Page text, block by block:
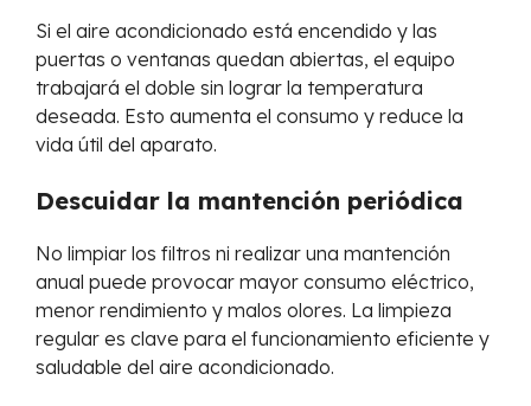
Si el aire acondicionado está encendido y las
puertas o ventanas quedan abiertas, el equipo
trabajará el doble sin lograr la temperatura
deseada. Esto aumenta el consumo y reduce la
vida útil del aparato.
Descuidar la mantención periódica
No limpiar los filtros ni realizar una mantención
anual puede provocar mayor consumo eléctrico,
menor rendimiento y malos olores. La limpieza
regular es clave para el funcionamiento eficiente y
saludable del aire acondicionado.